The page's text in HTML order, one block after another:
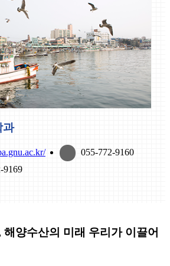
과
055-772-9160
9169
양수산의 미래 우리가 이끌어